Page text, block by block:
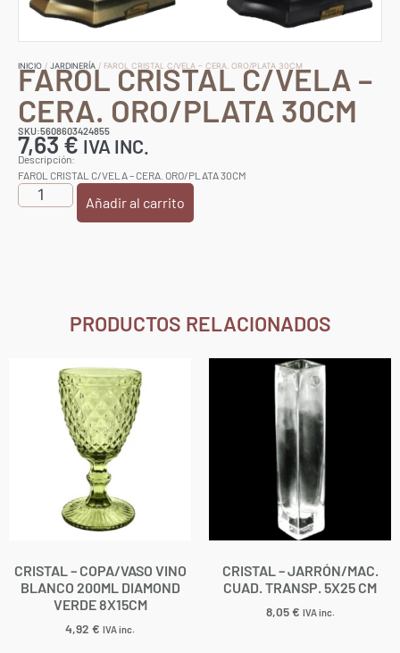
INICIO / JARDINERÍA / FAROL CRISTAL C/VELA – CERA. ORO/PLATA 30CM
FAROL CRISTAL C/VELA –
CERA. ORO/PLATA 30CM
SKU:5608603424855
7,63€ IVA INC.
Descripción:
FAROL CRISTAL C/VELA – CERA. ORO/PLATA 30CM
Añadir al carrito
PRODUCTOS RELACIONADOS
CRISTAL – COPA/VASO VINO
BLANCO 200ML DIAMOND
VERDE 8X15CM
4,92 € IVA inc.
CRISTAL – JARRÓN/MAC.
CUAD. TRANSP. 5X25 CM
8,05€ IVA inc.